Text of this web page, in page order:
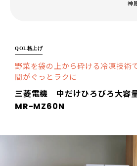
神
QOL格上げ
野菜を袋の上から砕ける冷凍技術
間がぐっとラクに
三菱電機 中だけひろびろ大容
MR-MZ60N